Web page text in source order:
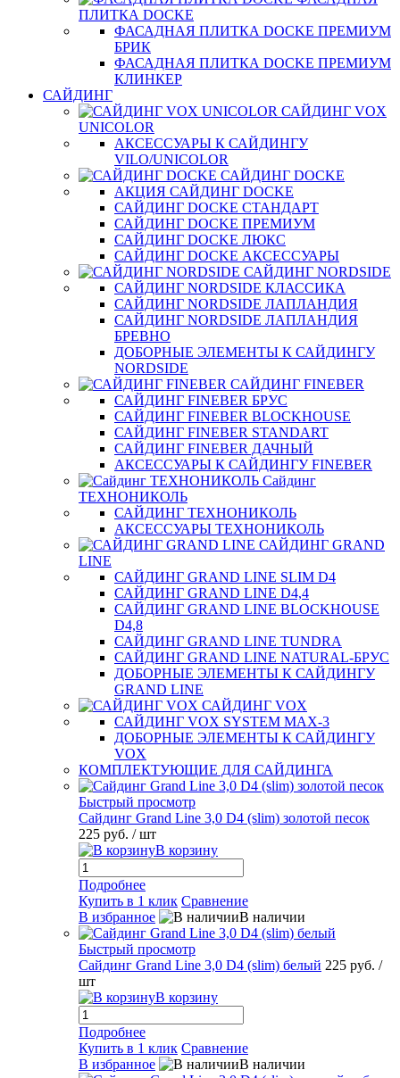
ПЛИТКА DOCKE
ФАСАДНАЯ ПЛИТКА DOCKE ПРЕМИУМ
БРИК
ФАСАДНАЯ ПЛИТКА DOCKE ПРЕМИУМ
КЛИНКЕР
САЙДИНГ
САЙДИНГ VOX
UNICOLOR
АКСЕССУАРЫ К САЙДИНГУ
VILO/UNICOLOR
САЙДИНГ DOCKE
АКЦИЯ САЙДИНГ DOCKE
САЙДИНГ DOCKE СТАНДАРТ
САЙДИНГ DOCKE ПРЕМИУМ
САЙДИНГ DOCKE ЛЮКС
САЙДИНГ DOCKE АКСЕССУАРЫ
САЙДИНГ NORDSIDE
САЙДИНГ NORDSIDE КЛАССИКА
САЙДИНГ NORDSIDE ЛАПЛАНДИЯ
САЙДИНГ NORDSIDE ЛАПЛАНДИЯ
БРЕВНО
ДОБОРНЫЕ ЭЛЕМЕНТЫ К САЙДИНГУ
NORDSIDE
САЙДИНГ FINEBER
САЙДИНГ FINEBER БРУС
САЙДИНГ FINEBER BLOCKHOUSE
САЙДИНГ FINEBER STANDART
САЙДИНГ FINEBER ДАЧНЫЙ
АКСЕССУАРЫ К САЙДИНГУ FINEBER
Сайдинг
ТЕХНОНИКОЛЬ
САЙДИНГ ТЕХНОНИКОЛЬ
АКСЕССУАРЫ ТЕХНОНИКОЛЬ
САЙДИНГ GRAND
LINE
САЙДИНГ GRAND LINE SLIM D4
САЙДИНГ GRAND LINE D4,4
САЙДИНГ GRAND LINE BLOCKHOUSE
D4,8
САЙДИНГ GRAND LINE TUNDRA
САЙДИНГ GRAND LINE NATURAL-БРУС
ДОБОРНЫЕ ЭЛЕМЕНТЫ К САЙДИНГУ
GRAND LINE
САЙДИНГ VOX
САЙДИНГ VOX SYSTEM MAX-3
ДОБОРНЫЕ ЭЛЕМЕНТЫ К САЙДИНГУ
VOX
КОМПЛЕКТУЮЩИЕ ДЛЯ САЙДИНГА
Быстрый просмотр
Сайдинг Grand Line 3,0 D4 (slim) золотой песок
225 руб. / шт
В корзину
Подробнее
Купить в 1 клик Сравнение
В избранное
В наличии
Быстрый просмотр
Сайдинг Grand Line 3,0 D4 (slim) белый 225 руб. /
шт
В корзину
Подробнее
Купить в 1 клик Сравнение
В избранное
В наличии